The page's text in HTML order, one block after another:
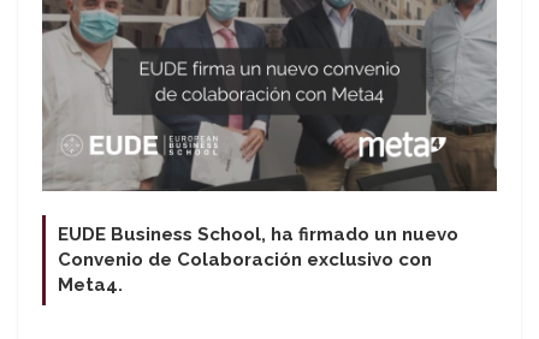
EUDE Business School, ha firmado un nuevo
Convenio de Colaboración exclusivo con
Meta4.